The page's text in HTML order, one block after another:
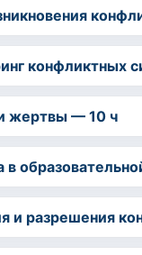
конфликтных
жертвы — 10 ч
в
и разрешения